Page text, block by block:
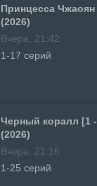
Принцесса Чжаоян
(2026)
Вчера, 21:42
1-17 серий
Черный коралл [1
(2026)
Вчера, 21:16
1-25 серий